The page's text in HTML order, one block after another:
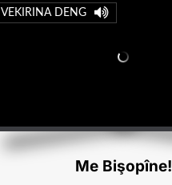
VEKIRINA DENG
Me Bişopîne!